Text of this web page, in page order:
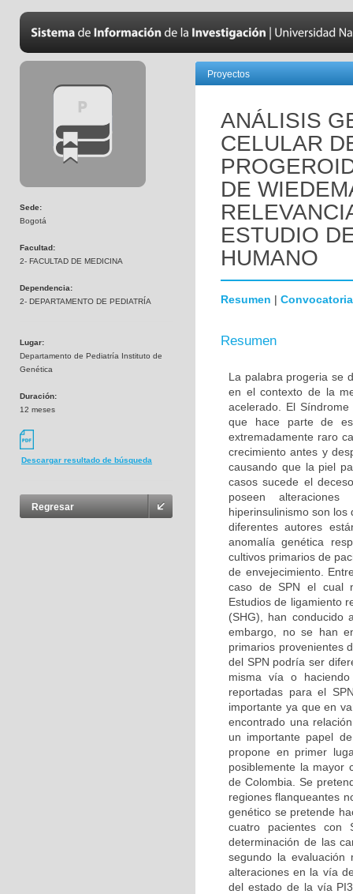
Sede:
Bogotá
Facultad:
2- FACULTAD DE MEDICINA
Dependencia:
2- DEPARTAMENTO DE PEDIATRÍA
Lugar:
Departamento de Pediatría Instituto de
Genética
Duración:
12 meses
Descargar resultado de búsqueda
Regresar
Proyectos
ANÁLISIS
CELULAR
DE
ESTUDIO
HUMANO
Resumen | Convocatoria
Resumen
La palabra progeria se
en el contexto de la
acelerado. El
que hace parte de
extremadamente raro
crecimiento antes y
causando que la piel
casos sucede el
poseen alteraciones
hiperinsulinismo son
diferentes autores
anomalía genética
cultivos primarios de
de envejecimiento.
caso de SPN el cual
Estudios de ligamiento
(SHG), han conducido
embargo, no se han
primarios provenientes
del SPN podría ser
misma vía o
reportadas para el
importante ya que en
encontrado una
un importante papel
propone en primer
posiblemente la mayor
de Colombia. Se
regiones flanqueantes
genético se pretende
cuatro pacientes con
determinación de las
segundo la evaluación
alteraciones en la vía
del estado de la vía